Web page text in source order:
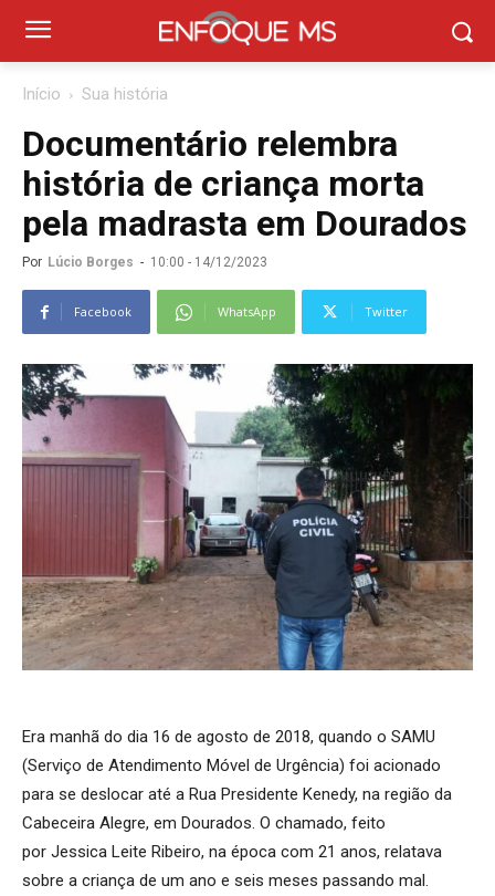
Início Sua história
Documentário relembra
história de criança morta
pela madrasta em Dourados
Por Lúcio Borges - 10:00 - 14/12/2023
Facebook WhatsApp Twitter
Era manhã do dia 16 de agosto de 2018, quando o SAMU
(Serviço de Atendimento Móvel de Urgência) foi acionado
para se deslocar até a Rua Presidente Kenedy, na região da
Cabeceira Alegre, em Dourados. O chamado, feito
por Jessica Leite Ribeiro, na época com 21 anos, relatava
sobre a criança de um ano e seis meses passando mal.